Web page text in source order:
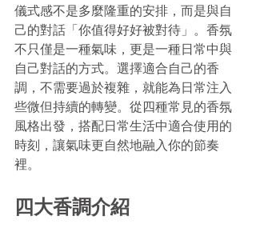
儀式感不是多麼隆重的安排，而是與自
己的對話「你值得好好被對待」。香氛
不只僅是一種氣味，更是一種日常中與
自己對話的方式。選擇適合自己的香
調，不需要過於複雜，就能為日常注入
些微但持續的轉變。從四種常見的香氛
風格出發，搭配日常生活中適合使用的
時刻，讓氣味更自然地融入你的節奏
裡。
四大香調介紹